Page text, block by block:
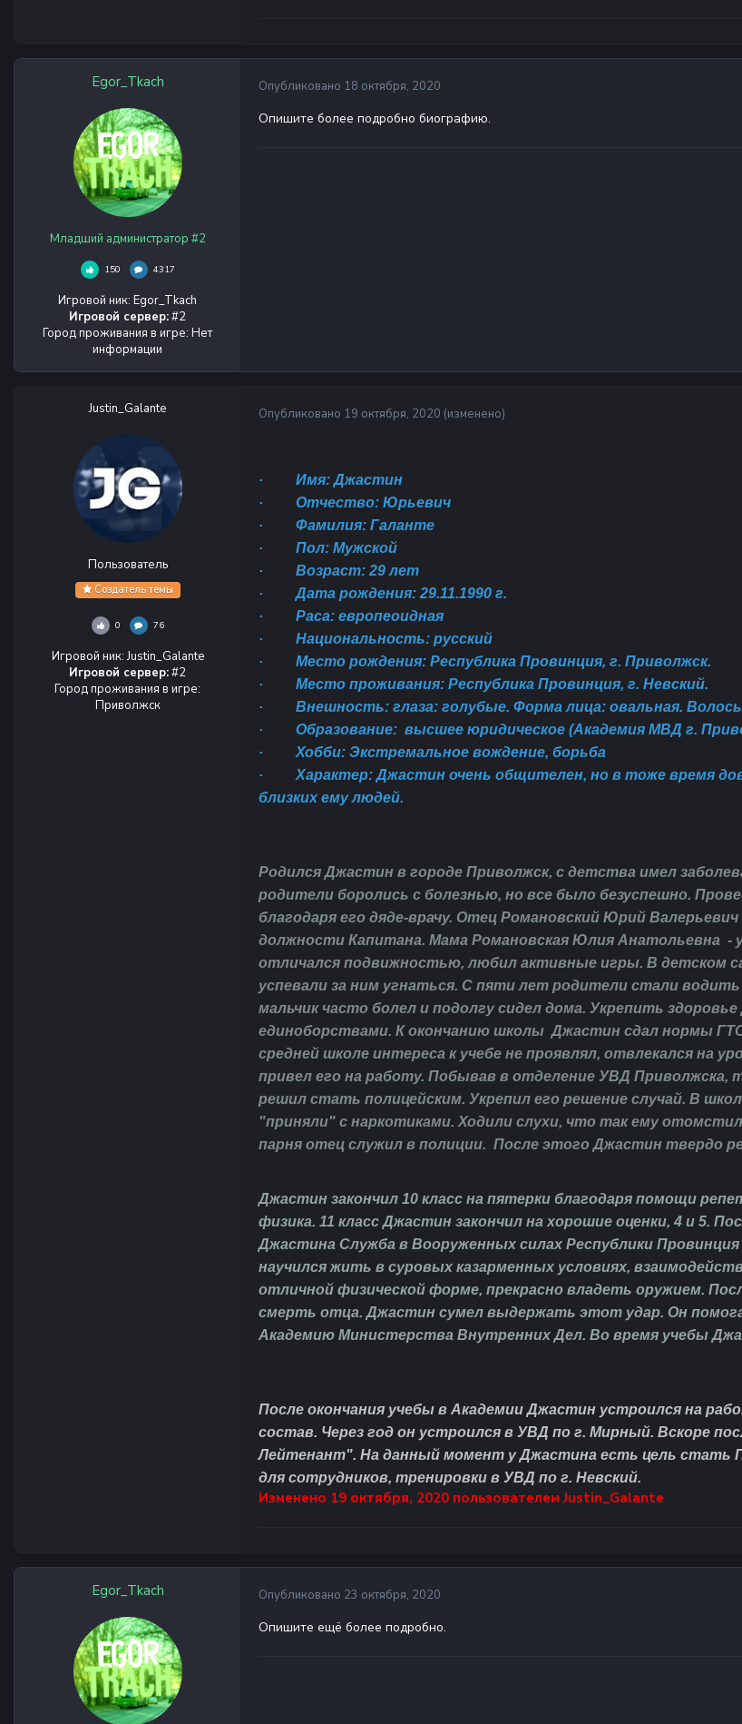
Egor_Tkach
Младший администратор #2
150 4317
Игровой ник: Egor_Tkach
Игровой сервер:#2
Город проживания в игре: Нет
информации
Опубликовано 18 октября, 2020
Опишите более подробно биографию.
Justin_Galante
Пользователь
Создатель темы
0 76
Игровой ник:Justin_Galante
Игровой сервер:#2
Город проживания в игре:
Приволжск
Опубликовано 19 октября, 2020 (изменено)
· Имя: Джастин
· Отчество: Юрьевич
· Фамилия: Галанте
· Пол: Мужской
· Возраст: 29 лет
·Дата рождения: 29.11.1990 г.
· Раса: европеоидная
· Национальность: русский
· Место рождения: Республика Провинция, г. Приволжск.
· Место проживания: Республика Провинция, г. Невский.
· Внешность: глаза: голубые. Форма лица: овальная.
· Образование: высшее юридическое (Академия МВД г.
· Хобби: Экстремальное вождение, борьба
· Характер: Джастин очень общителен, но в тоже время
близких ему людей.
Родился Джастин в городе Приволжск, с детства имел
родители боролись с болезнью, но все было безуспешно.
благодаря его дяде-врачу. Отец Романовский Юрий
должности Капитана. Мама Романовская Юлия Анатольевна -
отличался подвижностью, любил активные игры. В детском
успевали за ним угнаться. С пяти лет родители стали
мальчик часто болел и подолгу сидел дома. Укрепить
единоборствами. К окончанию школы Джастин сдал нормы
средней школе интереса к учебе не проявлял, отвлекался на
привел его на работу. Побывав в отделение УВД Приволжска,
решил стать полицейским. Укрепил его решение случай. В
"приняли" с наркотиками. Ходили слухи, что так ему
парня отец служил в полиции. После этого Джастин твердо
Джастин закончил 10 класс на пятерки благодаря помощи
физика. 11 класс Джастин закончил на хорошие оценки, 4 и 5.
Джастина Служба в Вооруженных силах Республики
научился жить в суровых казарменных условиях,
отличной физической форме, прекрасно владеть оружием.
смерть отца. Джастин сумел выдержать этот удар. Он
Академию Министерства Внутренних Дел. Во время учебы
После окончания учебы в Академии Джастин устроился на
состав. Через год он устроился в УВД по г. Мирный. Вскоре
Лейтенант". На данный момент у Джастина есть цель стать
для сотрудников, тренировки в УВД по г. Невский.
Изменено 19 октября, 2020 пользователем Justin_Galante
Egor_Tkach Опубликовано 23 октября, 2020
Опишите ещё более подробно.